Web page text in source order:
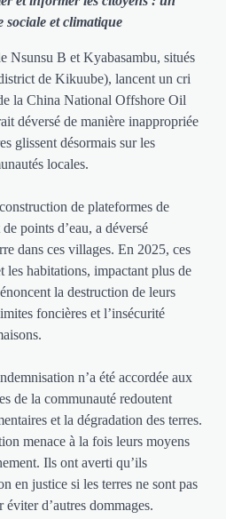
sociale et climatique
Nsunsu B et Kyabasambu, situés
de Kikuube), lancent un cri
la China National Offshore Oil
déversé de manière inappropriée
glissent désormais sur les
locales.
de plateformes de
points d’eau, a déversé
dans ces villages. En 2025, ces
les habitations, impactant plus de
la destruction de leurs
foncières et l’insécurité
n’a été accordée aux
de la communauté redoutent
et la dégradation des terres.
menace à la fois leurs moyens
Ils ont averti qu’ils
en justice si les terres ne sont pas
d’autres dommages.